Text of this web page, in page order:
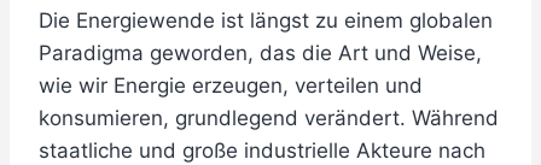
Die Energiewende ist längst zu einem globalen
Paradigma geworden, das die Art und Weise,
wie wir Energie erzeugen, verteilen und
konsumieren, grundlegend verändert. Während
staatliche und große industrielle Akteure nach